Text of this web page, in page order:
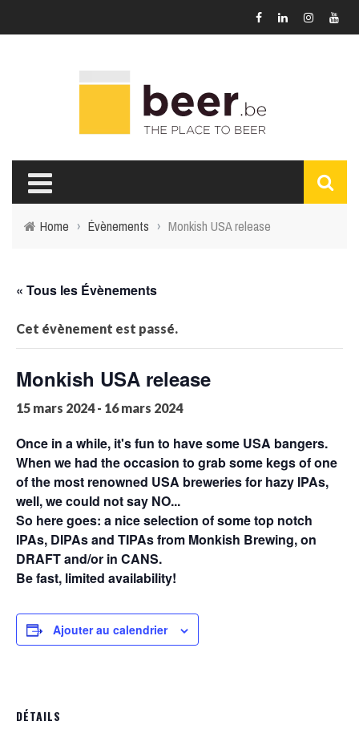
Home › Évènements › Monkish USA release
« Tous les Évènements
Cet évènement est passé.
Monkish USA release
15 mars 2024- 16 mars 2024
Once in a while, it's fun to have some USA bangers.
When we had the occasion to grab some kegs of one
of the most renowned USA breweries for hazy IPAs,
well, we could not say NO...
So here goes: a nice selection of some top notch
IPAs, DIPAs and TIPAs from Monkish Brewing, on
DRAFT and/or in CANS.
Be fast, limited availability!
Ajouter au calendrier
DÉTAILS